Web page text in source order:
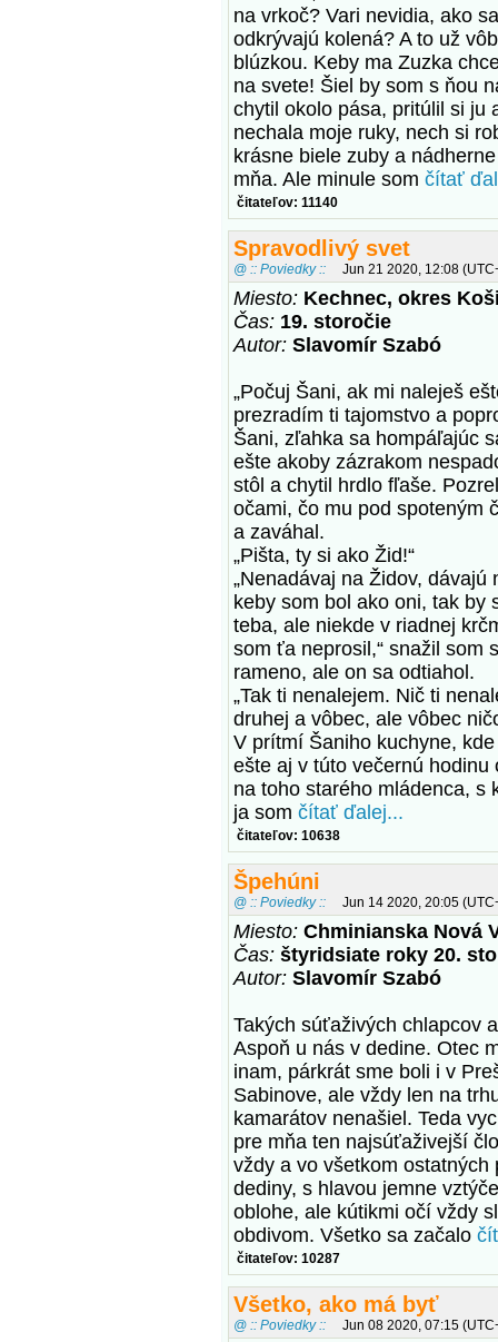
na vrkoč? Vari nevidia, ako
odkrývajú kolená? A to už
blúzkou. Keby ma Zuzka
na svete! Šiel by som s ňou
chytil okolo pása, pritúlil si ju
nechala moje ruky, nech si
krásne biele zuby a
mňa. Ale minule som čítať
čitateľov: 11140
Spravodlivý svet
@ :: Poviedky :: Jun 21 2020, 12:08
Miesto: Kechnec, okres
Čas: 19. storočie
Autor: Slavomír Szabó
„Počuj Šani, ak mi naleješ
prezradím ti tajomstvo a
Šani, zľahka sa hompáľajúc
ešte akoby zázrakom
stôl a chytil hrdlo fľaše.
očami, čo mu pod spoteným
a zaváhal.
„Pišta, ty si ako Žid!“
„Nenadávaj na Židov, dávajú
keby som bol ako oni, tak by
teba, ale niekde v riadnej
som ťa neprosil,“ snažil som
rameno, ale on sa odtiahol.
„Tak ti nenalejem. Nič ti
druhej a vôbec, ale vôbec
V prítmí Šaniho kuchyne,
ešte aj v túto večernú
na toho starého mládenca, s
ja som čítať ďalej...
čitateľov: 10638
Špehúni
@ :: Poviedky :: Jun 14 2020, 20:05
Miesto: Chminianska Nová
Čas: štyridsiate roky 20.
Autor: Slavomír Szabó
Takých súťaživých chlapcov
Aspoň u nás v dedine. Otec
inam, párkrát sme boli i v
Sabinove, ale vždy len na
kamarátov nenašiel. Teda
pre mňa ten najsúťaživejší
vždy a vo všetkom
dediny, s hlavou jemne
oblohe, ale kútikmi očí vždy
obdivom. Všetko sa začalo
čitateľov: 10287
Všetko, ako má byť
@ :: Poviedky :: Jun 08 2020, 07:15